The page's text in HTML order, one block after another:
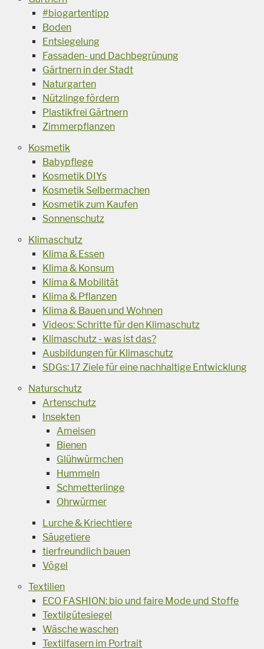
#biogartentipp
Boden
Entsiegelung
Fassaden- und Dachbegrünung
Gärtnern in der Stadt
Naturgarten
Nützlinge fördern
Plastikfrei Gärtnern
Zimmerpflanzen
Kosmetik
Babypflege
Kosmetik DIYs
Kosmetik Selbermachen
Kosmetik zum Kaufen
Sonnenschutz
Klimaschutz
Klima & Essen
Klima & Konsum
Klima & Mobilität
Klima & Pflanzen
Klima & Bauen und Wohnen
Videos: Schritte für den Klimaschutz
Klimaschutz - was ist das?
Ausbildungen für Klimaschutz
SDGs: 17 Ziele für eine nachhaltige Entwicklung
Naturschutz
Artenschutz
Insekten
Ameisen
Bienen
Glühwürmchen
Hummeln
Schmetterlinge
Ohrwürmer
Lurche & Kriechtiere
Säugetiere
tierfreundlich bauen
Vögel
Textilien
ECO FASHION: bio und faire Mode und Stoffe
Textilgütesiegel
Wäsche waschen
Textilfasern im Portrait